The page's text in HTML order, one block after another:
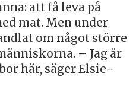
att få leva på
mat. Men under
om något större
– Jag är
här, säger Elsie-